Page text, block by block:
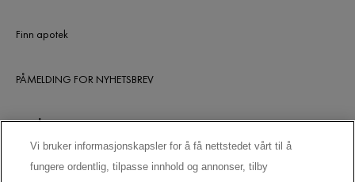
Finn apotek
PÅMELDING FOR NYHETSBREV
UTGÅTTE PRODUKTER
Vi bruker informasjonskapsler for å få nettstedet vårt til å
fungere ordentlig, tilpasse innhold og annonser, tilby